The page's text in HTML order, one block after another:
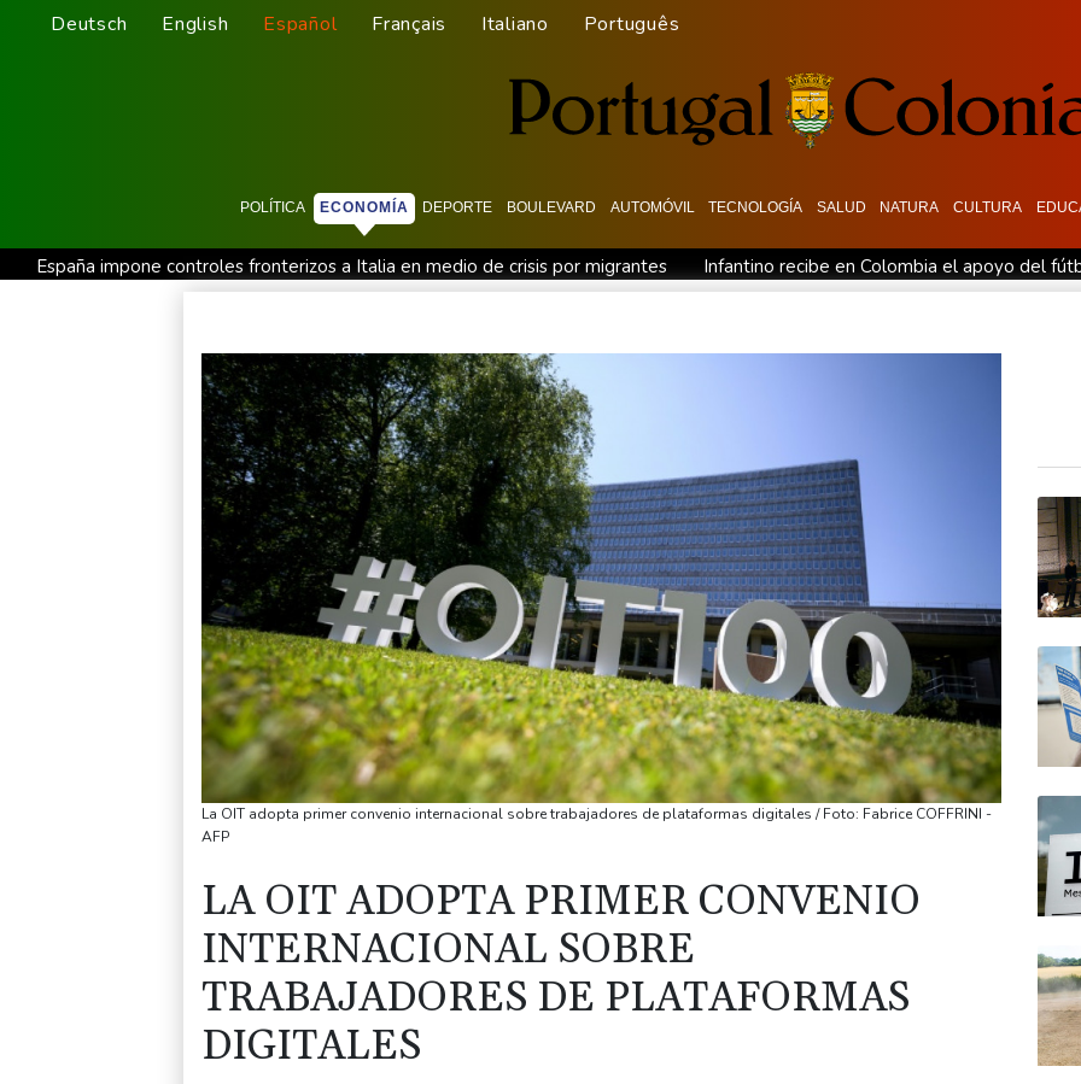
Deutsch English Español Français Italiano Português
POLÍTICA ECONOMÍA DEPORTE BOULEVARD AUTOMÓVIL TECNOLOGÍA SALUD NATURA CULTURA
España impone controles fronterizos a Italia en medio de crisis por migrantes
Infantino recibe en Colombia el apoyo del
Los rebeldes hutíes continúan su ofensiva en Yemen con ataques en una región petrolera
Arabia Saudita, Pakistán y Turquía firman un pacto de defensa en medio de la tensión con Irán
La OIT adopta primer convenio internacional sobre trabajadores de plataformas digitales / Foto: Fabrice COFFRINI -
AFP
LA OIT ADOPTA PRIMER CONVENIO
INTERNACIONAL SOBRE
TRABAJADORES DE PLATAFORMAS
DIGITALES